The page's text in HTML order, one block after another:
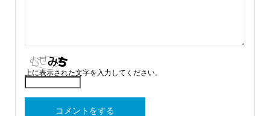
上に表示された文字を入力してください。